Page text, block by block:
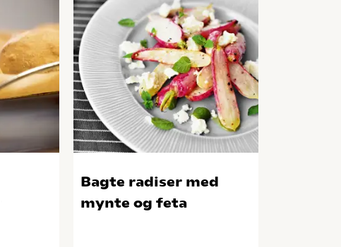
Bagte radiser med
mynte og feta